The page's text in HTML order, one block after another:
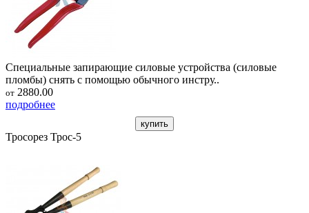
Специальные запирающие силовые устройства (силовые
пломбы) снять с помощью обычного инстру..
от 2880.00
подробнее
купить
Тросорез Трос-5